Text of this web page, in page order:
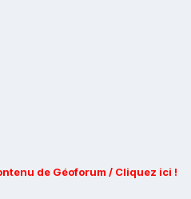
de Géoforum / Cliquez ici !